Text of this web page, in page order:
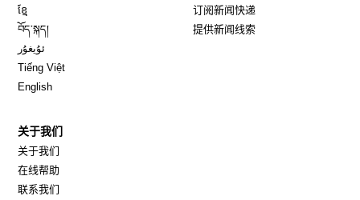
ខ្មែ
བོད་སྐད།
ئۇيغۇر
Tiếng Việt
English
订阅新闻快递
提供新闻线索
关于我们
关于我们
在线帮助
联系我们